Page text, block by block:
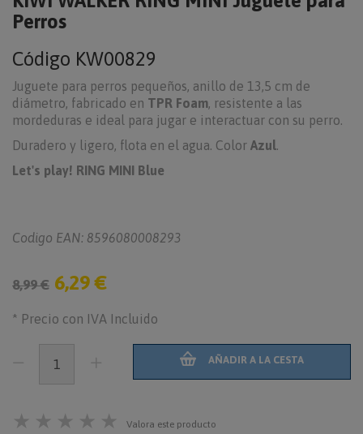
Perros
Código KW00829
Juguete para perros pequeños, anillo de 13,5 cm de
diámetro, fabricado en TPR Foam, resistente a las
mordeduras e ideal para jugar e interactuar con su perro.
Duradero y ligero, flota en el agua. Color Azul.
Let's play! RING MINI Blue
Codigo EAN: 8596080008293
8,99 € 6,29 €
* Precio con IVA Incluido
AÑADIR A LA CESTA
★ ★ ★ ★ ★ Valora este producto